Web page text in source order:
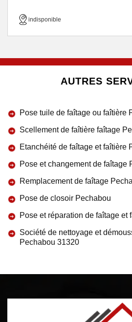
indisponible
AUTRES
Pose tuile de faîtage ou faîtière
Scellement de faîtière faîtage
Etanchéité de faîtage et faîtière
Pose et changement de faîtage
Remplacement de faîtage
Pose de closoir Pechabou
Pose et réparation de faîtage et
Société de nettoyage et
Pechabou 31320